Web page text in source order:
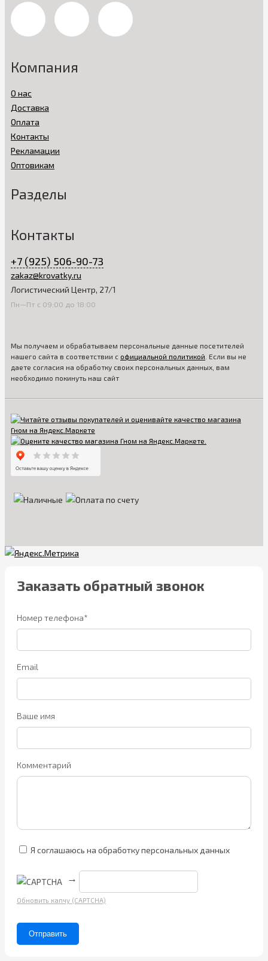
Компания
О нас
Доставка
Оплата
Контакты
Рекламации
Оптовикам
Разделы
Контакты
+7 (925) 506-90-73
zakaz@krovatky.ru
Логистический Центр, 27/1
Пн—Пт с 09:00 до 18:00
Мы получаем и обрабатываем персональные данные посетителей
нашего сайта в соответствии с официальной политикой . Если вы не
даете согласия на обработку своих персональных данных, вам
необходимо покинуть наш сайт
Заказать обратный звонок
Номер телефона*
Email
Ваше имя
Комментарий
Я соглашаюсь на обработку персональных данных
→
Обновить капчу (CAPTCHA)